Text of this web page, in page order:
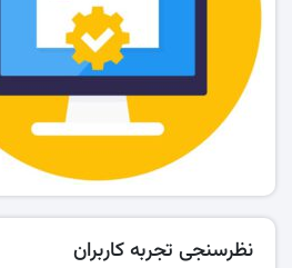
نظرسنجی تجربه کاربران